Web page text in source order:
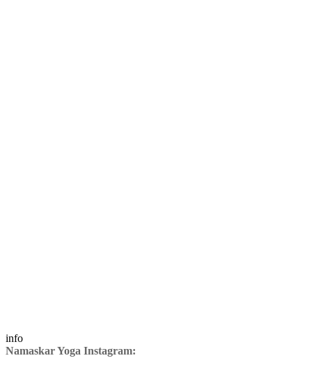
info
Namaskar Yoga Instagram: